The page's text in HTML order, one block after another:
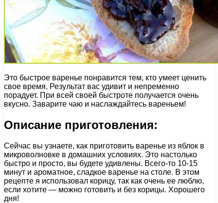
Это быстрое варенье понравится тем, кто умеет ценить
свое время. Результат вас удивит и непременно
порадует. При всей своей быстроте получается очень
вкусно. Заварите чаю и наслаждайтесь вареньем!
Описание приготовления:
Сейчас вы узнаете, как приготовить варенье из яблок в
микроволновке в домашних условиях. Это настолько
быстро и просто, вы будете удивлены. Всего-то 10-15
минут и ароматное, сладкое варенье на столе. В этом
рецепте я использовал корицу, так как очень ее люблю,
если хотите — можно готовить и без корицы. Хорошего
дня!